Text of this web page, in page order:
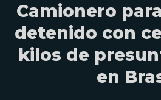
Camionero
detenido con
kilos de
en